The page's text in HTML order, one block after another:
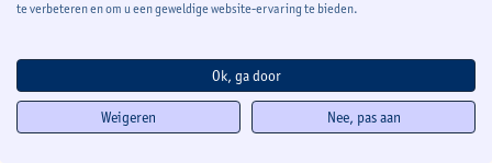
te verbeteren en om u een geweldige website-ervaring te bieden.
Ok, ga door
Weigeren Nee, pas aan